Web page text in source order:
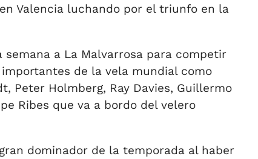
Valencia luchando por el triunfo en la
a La Malvarrosa para competir
de la vela mundial como
Peter Holmberg, Ray Davies, Guillermo
Ribes que va a bordo del velero
dominador de la temporada al haber